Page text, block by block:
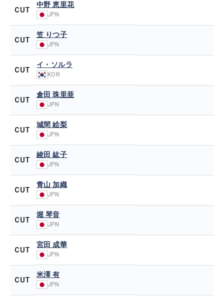
CUT
中野 恵里花
JPN
CUT
笠 りつ子
JPN
CUT
イ・ソルラ
KOR
CUT
倉田 珠里亜
JPN
CUT
城間 絵梨
JPN
CUT
綾田 紘子
JPN
CUT
青山 加織
JPN
CUT
堀 琴音
JPN
CUT
宮田 成華
JPN
CUT
米澤 有
JPN